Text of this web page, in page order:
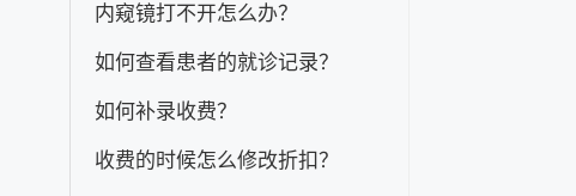
内窥镜打不开怎么办？
如何查看患者的就诊记录？
如何补录收费？
收费的时候怎么修改折扣？